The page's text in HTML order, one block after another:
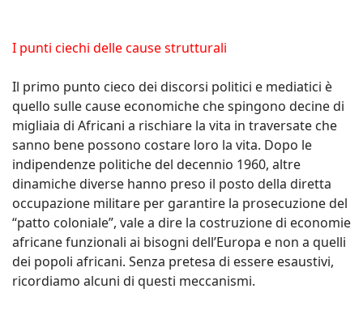
I punti ciechi delle cause strutturali
Il primo punto cieco dei discorsi politici e mediatici è
quello sulle cause economiche che spingono decine di
migliaia di Africani a rischiare la vita in traversate che
sanno bene possono costare loro la vita. Dopo le
indipendenze politiche del decennio 1960, altre
dinamiche diverse hanno preso il posto della diretta
occupazione militare per garantire la prosecuzione del
“patto coloniale”, vale a dire la costruzione di economie
africane funzionali ai bisogni dell’Europa e non a quelli
dei popoli africani. Senza pretesa di essere esaustivi,
ricordiamo alcuni di questi meccanismi.